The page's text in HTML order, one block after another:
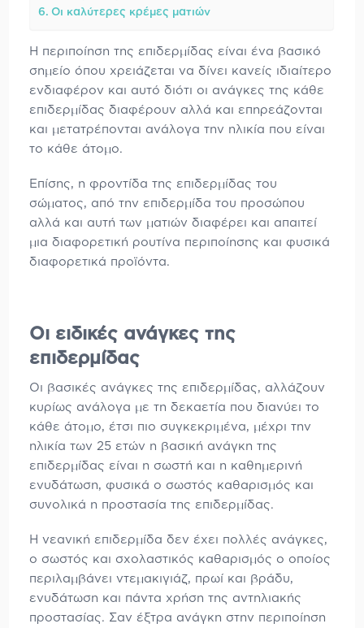
Οι καλύτερες κρέμες ματιών
Η περιποίηση της επιδερμίδας είναι ένα βασικό
σημείο όπου χρειάζεται να δίνει κανείς ιδιαίτερο
ενδιαφέρον και αυτό διότι οι ανάγκες της κάθε
επιδερμίδας διαφέρουν αλλά και επηρεάζονται
και μετατρέπονται ανάλογα την ηλικία που είναι
το κάθε άτομο.
Επίσης, η φροντίδα της επιδερμίδας του
σώματος, από την επιδερμίδα του προσώπου
αλλά και αυτή των ματιών διαφέρει και απαιτεί
μια διαφορετική ρουτίνα περιποίησης και φυσικά
διαφορετικά προϊόντα.
Οι ειδικές ανάγκες της
επιδερμίδας
Οι βασικές ανάγκες της επιδερμίδας, αλλάζουν
κυρίως ανάλογα με τη δεκαετία που διανύει το
κάθε άτομο, έτσι πιο συγκεκριμένα, μέχρι την
ηλικία των 25 ετών η βασική ανάγκη της
επιδερμίδας είναι η σωστή και η καθημερινή
ενυδάτωση, φυσικά ο σωστός καθαρισμός και
συνολικά η προστασία της επιδερμίδας.
Η νεανική επιδερμίδα δεν έχει πολλές ανάγκες,
ο σωστός και σχολαστικός καθαρισμός ο οποίος
περιλαμβάνει ντεμακιγιάζ, πρωί και βράδυ,
ενυδάτωση και πάντα χρήση της αντηλιακής
προστασίας. Σαν έξτρα ανάγκη στην περιποίηση